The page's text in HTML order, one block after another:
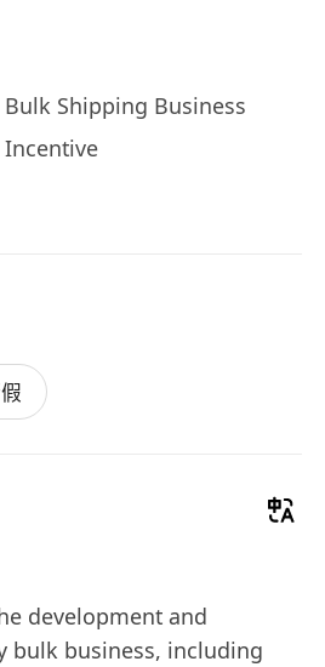
Shipping Business
development and
bulk business, including